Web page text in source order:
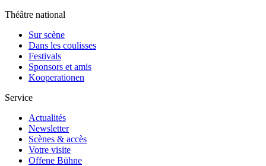
Théâtre national
Sur scène
Dans les coulisses
Festivals
Sponsors et amis
Kooperationen
Service
Actualités
Newsletter
Scènes & accès
Votre visite
Offene Bühne